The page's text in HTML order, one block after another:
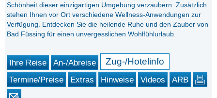
Schönheit dieser einzigartigen Umgebung verzaubern. Zusätzlich
stehen Ihnen vor Ort verschiedene Wellness-Anwendungen zur
Verfügung. Entdecken Sie die heilende Ruhe und den Zauber von
Bad Füssing für einen unvergesslichen Wohlfühlurlaub.
Ihre Reise An-/Abreise Zug-/Hotelinfo
Termine/Preise Extras Hinweise Videos ARB